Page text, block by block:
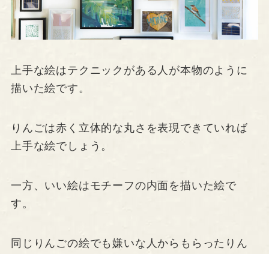
上手な絵はテクニックがある人が本物のように
描いた絵です。
りんごは赤く立体的な丸さを表現できていれば
上手な絵でしょう。
一方、いい絵はモチーフの内面を描いた絵で
す。
同じりんごの絵でも嫌いな人からもらったりん